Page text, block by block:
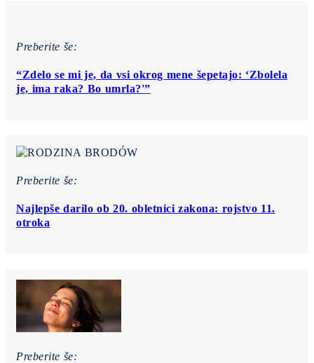
Preberite še:
“Zdelo se mi je, da vsi okrog mene šepetajo: ‘Zbolela
je, ima raka? Bo umrla?'”
Preberite še:
Najlepše darilo ob 20. obletnici zakona: rojstvo 11.
otroka
Preberite še: